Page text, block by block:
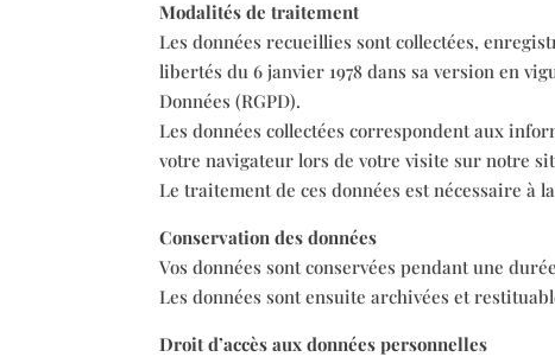
Modalités de traitement
Les données recueillies sont collectées,
libertés du 6 janvier 1978 dans sa version en
Données (RGPD).
Les données collectées correspondent aux
votre navigateur lors de votre visite sur notre
Le traitement de ces données est nécessaire
Conservation des données
Vos données sont conservées pendant une
Les données sont ensuite archivées et
Droit d’accès aux données personnelles